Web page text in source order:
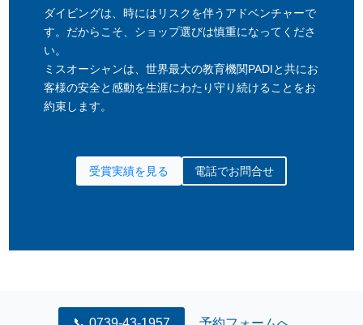
ダイビングは、時にはリスクを伴うアドベンチャーで
す。だからこそ、ショップ選びは慎重になってくださ
い。
ミスオーシャンは、世界最大の教育機関PADIと共にお
客様の安全と感動を生涯にわたり守り続けることをお
約束します。
受賞実績を見る 電話でお問合せ